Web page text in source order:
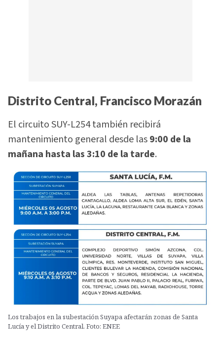
Distrito Central, Francisco Morazán
El circuito SUY-L254 también recibirá
mantenimiento general desde las9:00 de la
mañana hasta las 3:10 de la tarde.
Los trabajos en la subestación Suyapa afectarán zonas de Santa
Lucía y el Distrito Central. Foto: ENEE